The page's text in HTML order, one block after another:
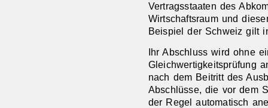
Vertragsstaaten des
Wirtschaftsraum und
Beispiel der Schweiz gilt
Ihr Abschluss wird ohne
Gleichwertigkeitsprüfung
nach dem Beitritt des
Abschlüsse, die vor dem
der Regel automatisch